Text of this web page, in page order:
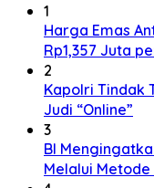
1
Harga Emas
Rp1,357 Juta
2
Kapolri Tindak
Judi “Online”
3
BI
Melalui Metode